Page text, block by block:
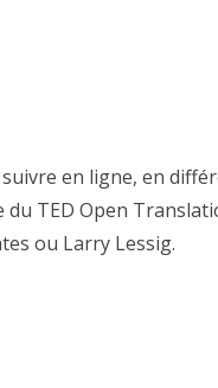
en ligne, en
TED Open
ou Larry Lessig.